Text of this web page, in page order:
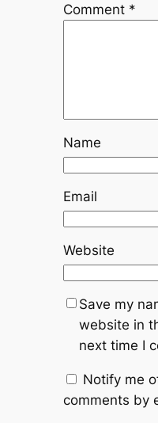
Comment *
Name
Email
Website
Save my
website in
next time I
Notify me
comments by